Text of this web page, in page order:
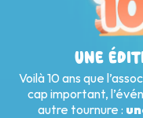
UNE
Voilà 10 ans que
cap important,
autre tournure :